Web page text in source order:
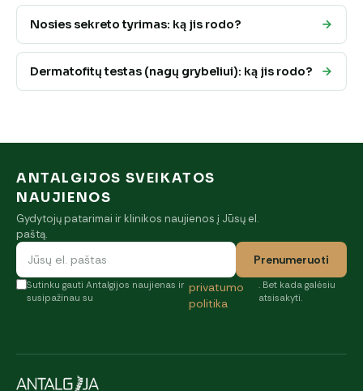
Nosies sekreto tyrimas: ką jis rodo?
Dermatofitų testas (nagų grybeliui): ką jis rodo?
ANTALGIJOS SVEIKATOS
NAUJIENOS
Gydytojų patarimai ir klinikos naujienos į Jūsų el.
paštą.
Prenumeruoti
Sutinku gauti Antalgijos naujienas ir
susipažinau su
privatumo
politika
. Bet kada galėsiu
atsisakyti.